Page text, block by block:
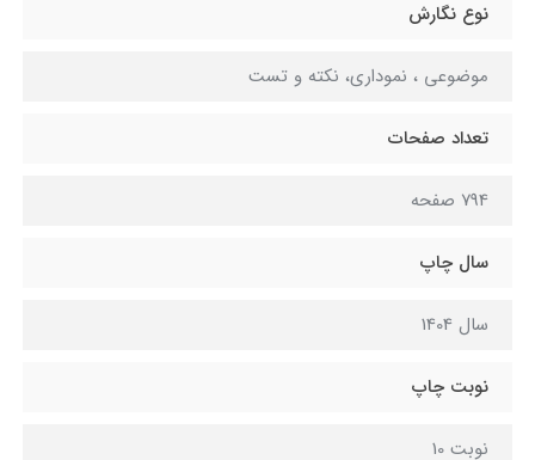
نوع نگارش
موضوعی ، نموداري، نکته و تست
تعداد صفحات
794 صفحه
سال چاپ
سال 1404
نوبت چاپ
نوبت 10